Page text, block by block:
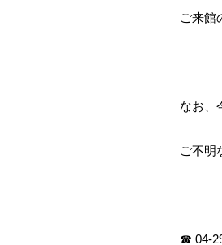
ご来館
なお、
ご不明
☎ 04-